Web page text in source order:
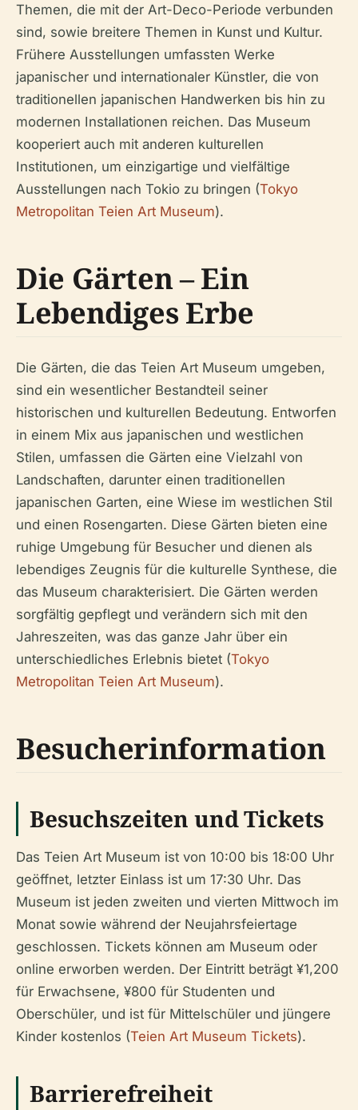
Themen, die mit der Art-Deco-Periode verbunden
sind, sowie breitere Themen in Kunst und Kultur.
Frühere Ausstellungen umfassten Werke
japanischer und internationaler Künstler, die von
traditionellen japanischen Handwerken bis hin zu
modernen Installationen reichen. Das Museum
kooperiert auch mit anderen kulturellen
Institutionen, um einzigartige und vielfältige
Ausstellungen nach Tokio zu bringen (Tokyo
Metropolitan Teien Art Museum).
Die Gärten – Ein
Lebendiges Erbe
Die Gärten, die das Teien Art Museum umgeben,
sind ein wesentlicher Bestandteil seiner
historischen und kulturellen Bedeutung. Entworfen
in einem Mix aus japanischen und westlichen
Stilen, umfassen die Gärten eine Vielzahl von
Landschaften, darunter einen traditionellen
japanischen Garten, eine Wiese im westlichen Stil
und einen Rosengarten. Diese Gärten bieten eine
ruhige Umgebung für Besucher und dienen als
lebendiges Zeugnis für die kulturelle Synthese, die
das Museum charakterisiert. Die Gärten werden
sorgfältig gepflegt und verändern sich mit den
Jahreszeiten, was das ganze Jahr über ein
unterschiedliches Erlebnis bietet (Tokyo
Metropolitan Teien Art Museum).
Besucherinformation
Besuchszeiten und Tickets
Das Teien Art Museum ist von 10:00 bis 18:00 Uhr
geöffnet, letzter Einlass ist um 17:30 Uhr. Das
Museum ist jeden zweiten und vierten Mittwoch im
Monat sowie während der Neujahrsfeiertage
geschlossen. Tickets können am Museum oder
online erworben werden. Der Eintritt beträgt ¥1,200
für Erwachsene, ¥800 für Studenten und
Oberschüler, und ist für Mittelschüler und jüngere
Kinder kostenlos (Teien Art Museum Tickets).
Barrierefreiheit